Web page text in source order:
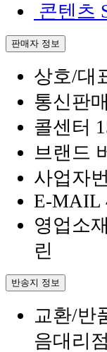
콘텐츠
판매자 정보
상호/대
통신판
콜센터
브랜드
사업자
E-MAIL
영업소
린
반송지 정보
교환/반
음대리